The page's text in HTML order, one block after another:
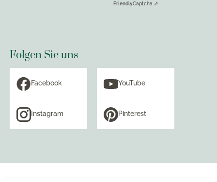
FriendlyCaptcha ⇗
Folgen Sie uns
Facebook YouTube
Instagram Pinterest